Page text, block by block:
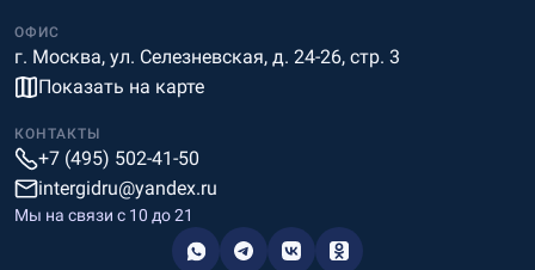
ОФИС
г. Москва, ул. Селезневская, д. 24-26, стр. 3
Показать на карте
КОНТАКТЫ
+7 (495) 502-41-50
intergidru@yandex.ru
Мы на связи c 10 до 21